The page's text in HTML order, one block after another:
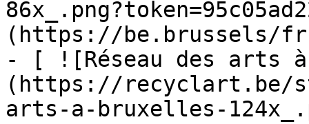
(https://be.brussels/
- [ ![Réseau des arts
(https://recyclart.be/
arts-a-bruxelles-